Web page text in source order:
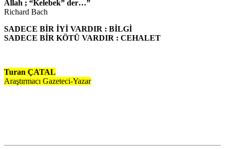
Allah ; “Kelebek” der…”
Richard Bach
SADECE BİR İYİ VARDIR : BİLGİ
SADECE BİR KÖTÜ VARDIR : CEHALET
Turan ÇATAL
Araştırmacı Gazeteci-Yazar